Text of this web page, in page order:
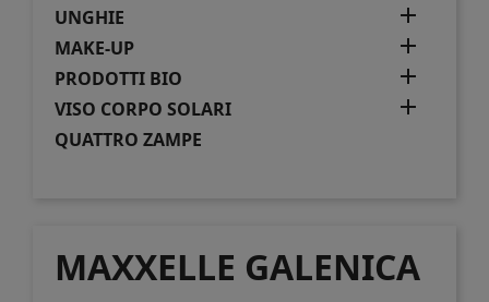
UNGHIE 
MAKE-UP 
PRODOTTI BIO 
VISO CORPO SOLARI 
QUATTRO ZAMPE
MAXXELLE GALENICA